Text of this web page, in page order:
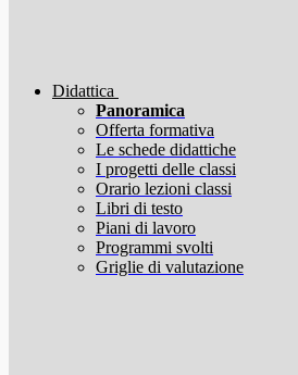
Didattica
Panoramica
Offerta formativa
Le schede didattiche
I progetti delle classi
Orario lezioni classi
Libri di testo
Piani di lavoro
Programmi svolti
Griglie di valutazione